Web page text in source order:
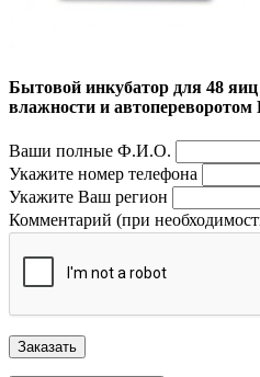
Бытовой инкубатор для 48
влажности и автопереворотом
Ваши полные Ф.И.О.
Укажите номер телефона
Укажите Ваш регион
Комментарий (при
Заказать